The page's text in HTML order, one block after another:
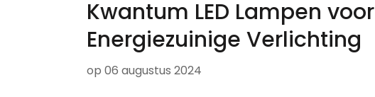
Kwantum LED Lampen voor
Energiezuinige Verlichting
op 06 augustus 2024